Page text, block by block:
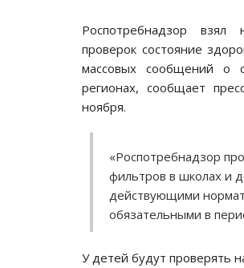
Роспотребнадзор взял
проверок состояние
массовых сообщений о
регионах, сообщает
ноября.
«Роспотребнадзор
фильтров в школах и
действующими
обязательными в
У детей будут проверять